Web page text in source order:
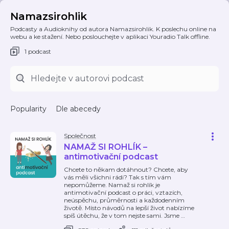
Namazsirohlik
Podcasty a Audioknihy od autora Namazsirohlik. K poslechu online na
webu a ke stažení. Nebo poslouchejte v aplikaci Youradio Talk offline.
1 podcast
Popularity Dle abecedy
Společnost
NAMAŽ SI ROHLÍK –
antimotivační podcast
Chcete to někam dotáhnout? Chcete, aby
vás měli všichni rádi? Tak s tím vám
nepomůžeme. Namaž si rohlík je
antimotivační podcast o práci, vztazích,
neúspěchu, průměrnosti a každodenním
životě. Místo návodů na lepší život nabízíme
spíš útěchu, že v tom nejste sami. Jsme …